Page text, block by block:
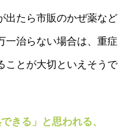
出たら市販のかぜ薬など
一治らない場合は、重症
ことが大切といえそうで
きる」と思われる、